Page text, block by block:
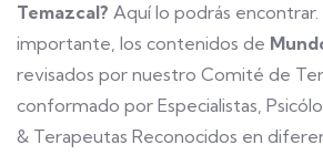
Temazcal? Aquí lo podrás encontrar.
importante, los contenidos de
revisados por nuestro Comité de
conformado por Especialistas,
& Terapeutas Reconocidos en